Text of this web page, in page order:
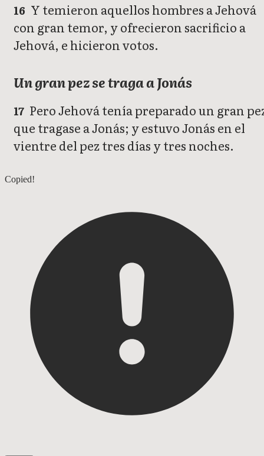
16 Y temieron aquellos hombres a Jehová
con gran temor, y ofrecieron sacrificio a
Jehová, e hicieron votos.
Un gran pez se traga a Jonás
17 Pero Jehová tenía preparado un gran
que tragase a Jonás; y estuvo Jonás en el
vientre del pez tres días y tres noches.
Jonás 2
Copied!